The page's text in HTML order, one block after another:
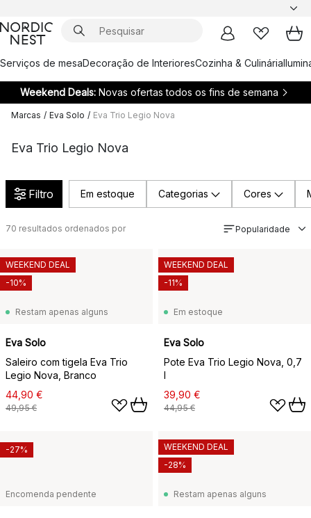
Serviços de mesaDecoração de InterioresCozinha & Culinária
Weekend Deals: Novas ofertas todos os fins de semana
Marcas / Eva Solo / Eva Trio Legio Nova
Eva Trio Legio Nova
Filtro Em estoque Categorias Cores
70 resultados ordenados por Popularidade
Restam apenas alguns
Eva Solo
Saleiro com tigela Eva Trio
Legio Nova, Branco
44,90 €
49,95 €
WEEKEND DEAL
-10%
Em estoque
Eva Solo
Pote Eva Trio Legio Nova, 0,7
l
39,90 €
44,95 €
WEEKEND DEAL
-11%
Encomenda pendente
-27%
Restam apenas alguns
WEEKEND DEAL
-28%